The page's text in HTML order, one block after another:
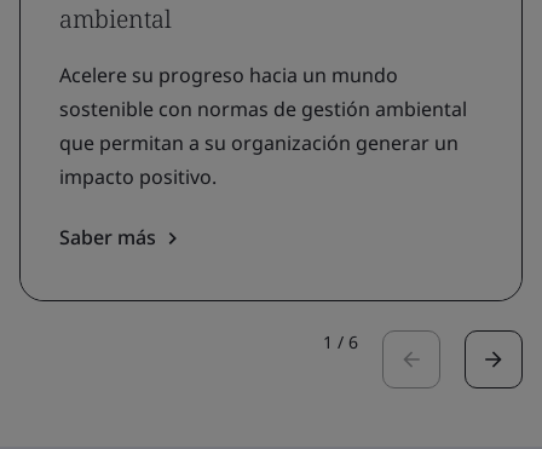
ambiental
Acelere su progreso hacia un mundo
sostenible con normas de gestión ambiental
que permitan a su organización generar un
impacto positivo.
Saber más
1 / 6